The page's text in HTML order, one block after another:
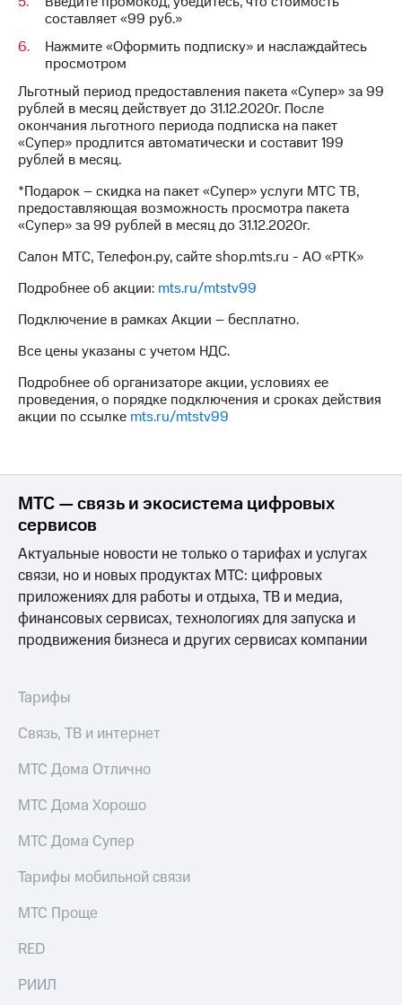
Для дома
Выберите
и подключите
ТВ
с выгодным
тарифом
Тарифы
Интернет,
для дома
интернет
Домашнее
ТВ
Спутниковое
в МТС
со своим
номером
Поддержка
и подписки
МТС
Premium
Подписка
и многое
группа
Скидка
на тарифы,
общие
подписки
доступ
кабинет
спутникового
ТВ
Скачать
приложение
Мой
МТС
Акции
Видеонаблюдение
для дома
мес
МТС
Premium
Подписка
интернета,
фильмы,
музыка
группа
Скидка
на тарифы,
общие
подписки
и услуги,
доступ
к геолокации
под
в Мой МТС
Посмотрите,
полезного
в нашем
составляет «99 руб.»
Нажмите «Оформить подписку» и наслаждайтесь
просмотром
Льготный период предоставления пакета «Супер» за 99
рублей в месяц действует до 31.12.2020г. После
окончания льготного периода подписка на пакет
«Супер» продлится автоматически и составит 199
рублей в месяц.
*Подарок – скидка на пакет «Супер» услуги МТС ТВ,
предоставляющая возможность просмотра пакета
«Супер» за 99 рублей в месяц до 31.12.2020г.
Салон МТС, Телефон.ру, сайте shop.mts.ru - АО «РТК»
Подробнее об акции: mts.ru/mtstv99
Подключение в рамках Акции – бесплатно.
Все цены указаны с учетом НДС.
Подробнее об организаторе акции, условиях ее
проведения, о порядке подключения и сроках действия
акции по ссылке mts.ru/mtstv99
МТС — связь и экосистема цифровых
сервисов
Актуальные новости не только о тарифах и услугах
связи, но и новых продуктах МТС: цифровых
приложениях для работы и отдыха, ТВ и медиа,
финансовых сервисах, технологиях для запуска и
продвижения бизнеса и других сервисах компании
Тарифы
Связь, ТВ и интернет
МТС Дома Отлично
МТС Дома Хорошо
МТС Дома Супер
Тарифы мобильной связи
МТС Проще
RED
РИИЛ